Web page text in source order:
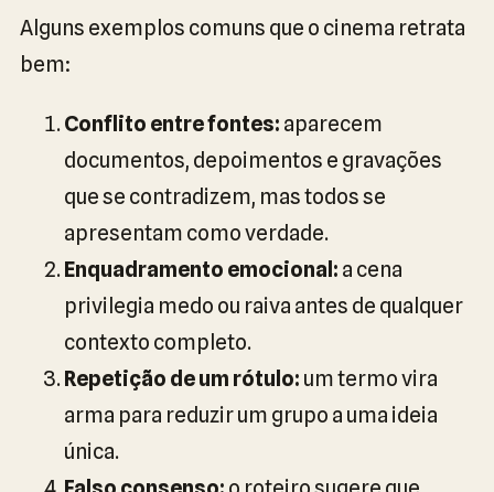
Alguns exemplos comuns que o cinema retrata
bem:
Conflito entre fontes: aparecem
documentos, depoimentos e gravações
que se contradizem, mas todos se
apresentam como verdade.
Enquadramento emocional: a cena
privilegia medo ou raiva antes de qualquer
contexto completo.
Repetição de um rótulo: um termo vira
arma para reduzir um grupo a uma ideia
única.